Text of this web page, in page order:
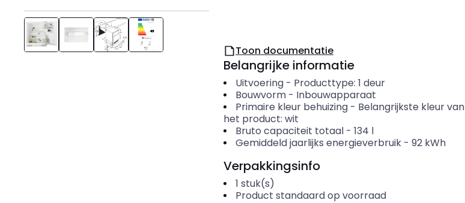
Toon documentatie
Belangrijke informatie
Uitvoering- Producttype: 1 deur
Bouwvorm- Inbouwapparaat
Primaire kleur behuizing- Belangrijkste kleur van
het product: wit
Bruto capaciteit totaal- 134 l
Gemiddeld jaarlijks energieverbruik- 92 kWh
Verpakkingsinfo
1 stuk(s)
Product standaard op voorraad